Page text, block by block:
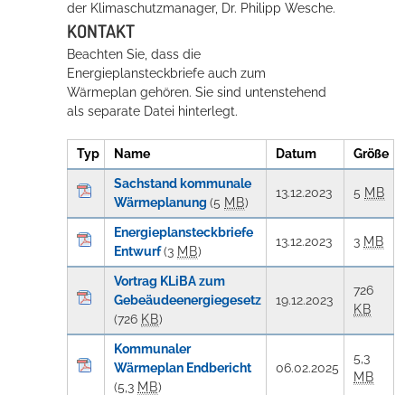
Spaß unter prickelnden Wasserfällen, das rauschende Meer im
Wellenbecken oder doch lieber die pure Entspannung auf der
Sprudelliege im Solebecken?
mehr dazu...
der Klimaschutzmanager, Dr. Philipp Wesche.
KONTAKT
Beachten Sie, dass die
Energieplansteckbriefe auch zum
Wärmeplan gehören. Sie sind untenstehend
als separate Datei hinterlegt.
Typ Name Datum Größe
Sachstand kommunale
Wärmeplanung (5 MB)
13.12.2023 5 MB
Energieplansteckbriefe
Entwurf(3 MB)
13.12.2023 3 MB
Vortrag KLiBA zum
Gebeäudeenergiegesetz
(726 KB)
19.12.2023
726
KB
Kommunaler
Wärmeplan Endbericht
(5,3 MB)
06.02.2025
5,3
MB